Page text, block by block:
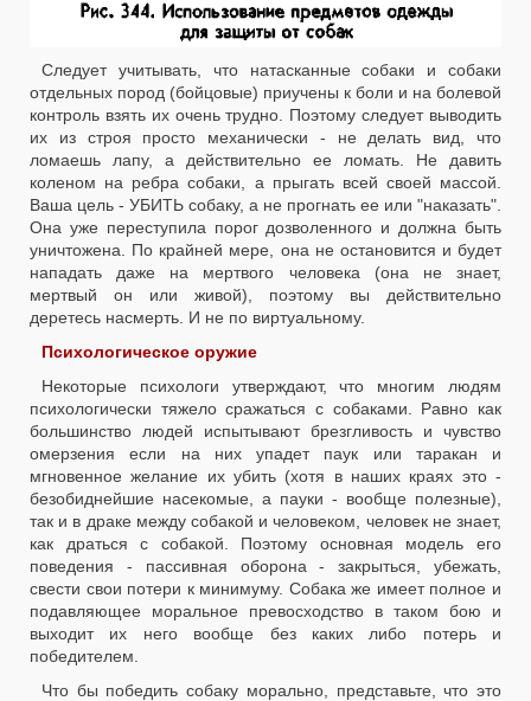
Следует учитывать, что натасканные собаки и собаки
отдельных пород (бойцовые) приучены к боли и на болевой
контроль взять их очень трудно. Поэтому следует выводить
их из строя просто механически - не делать вид, что
ломаешь лапу, а действительно ее ломать. Не давить
коленом на ребра собаки, а прыгать всей своей массой.
Ваша цель - УБИТЬ собаку, а не прогнать ее или "наказать".
Она уже переступила порог дозволенного и должна быть
уничтожена. По крайней мере, она не остановится и будет
нападать даже на мертвого человека (она не знает,
мертвый он или живой), поэтому вы действительно
деретесь насмерть. И не по виртуальному.
Психологическое оружие
Некоторые психологи утверждают, что многим людям
психологически тяжело сражаться с собаками. Равно как
большинство людей испытывают брезгливость и чувство
омерзения если на них упадет паук или таракан и
мгновенное желание их убить (хотя в наших краях это -
безобиднейшие насекомые, а пауки - вообще полезные),
так и в драке между собакой и человеком, человек не знает,
как драться с собакой. Поэтому основная модель его
поведения - пассивная оборона - закрыться, убежать,
свести свои потери к минимуму. Собака же имеет полное и
подавляющее моральное превосходство в таком бою и
выходит их него вообще без каких либо потерь и
победителем.
Что бы победить собаку морально, представьте, что это